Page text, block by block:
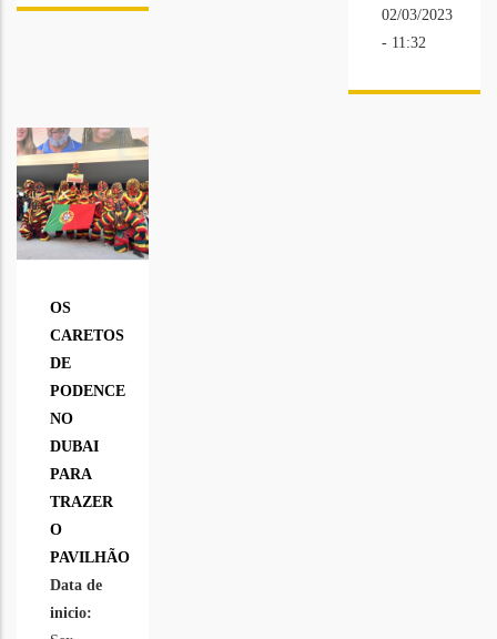
02/03/2023
- 11:32
OS
CARETOS
DE
PODENCE
NO
DUBAI
PARA
TRAZER
O
PAVILHÃO
Data de
inicio: